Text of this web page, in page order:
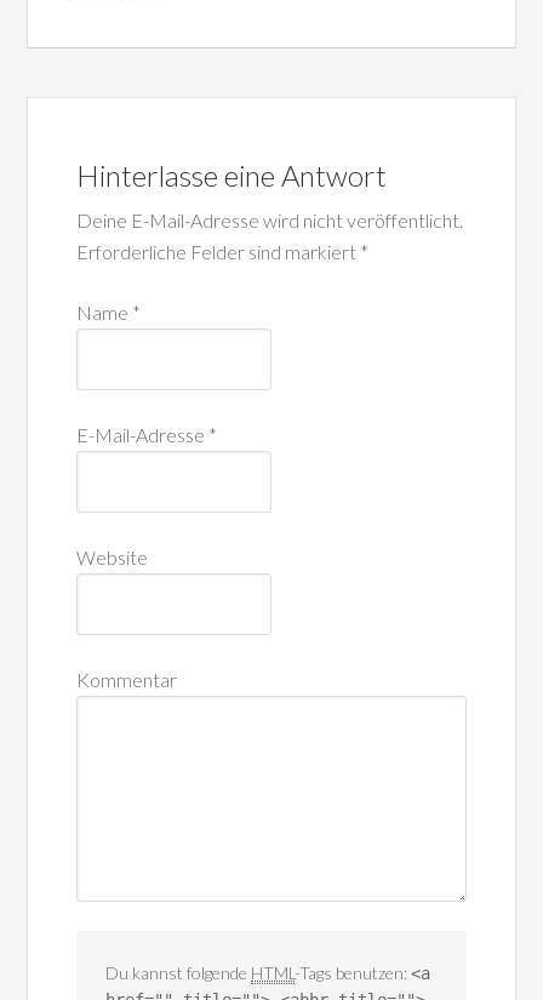
Hinterlasse eine Antwort
Deine E-Mail-Adresse wird nicht veröffentlicht.
Erforderliche Felder sind markiert *
Name *
E-Mail-Adresse *
Website
Kommentar
Du kannst folgende HTML-Tags benutzen:<a